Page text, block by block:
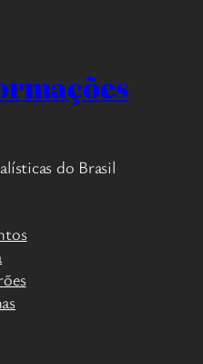
do Brasil